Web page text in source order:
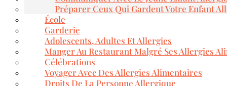
Préparer Ceux Qui Gardent Votre Enfant
École
Garderie
Adolescents, Adultes Et Allergies
Manger Au Restaurant Malgré Ses Allergies
Célébrations
Voyager Avec Des Allergies Alimentaires
Droits De La Personne Allergique